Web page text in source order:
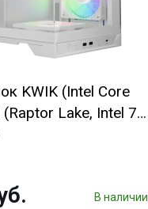
KWIK (Intel Core
Lake, Intel 7,
64 ГБ ОЗУ (2
960 ГБ SSD)В наличии